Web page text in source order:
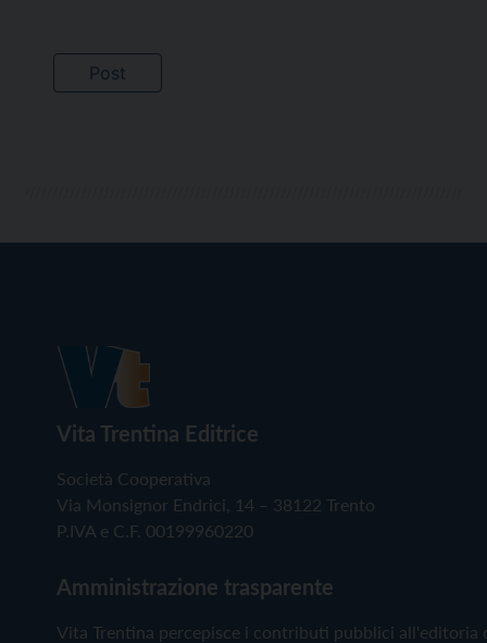
Vita Trentina Editrice
Società Cooperativa
Via Monsignor Endrici, 14 – 38122 Trento
P.IVA e C.F. 00199960220
Amministrazione trasparente
Vita Trentina percepisce i contributi pubblici all'editoria